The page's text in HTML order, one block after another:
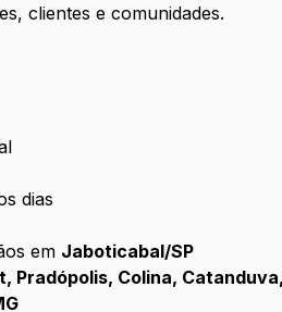
clientes e comunidades.
dias
em Jaboticabal/SP
Pradópolis, Colina,